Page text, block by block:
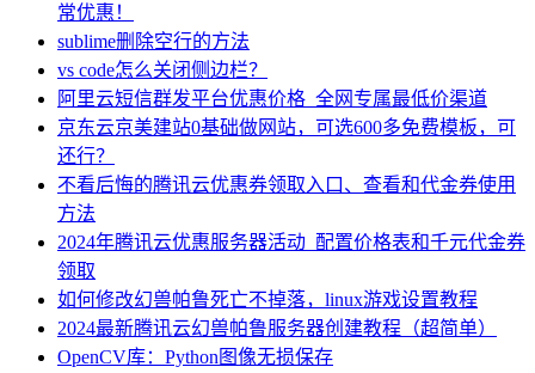
常优惠！
sublime删除空行的方法
vs code怎么关闭侧边栏？
阿里云短信群发平台优惠价格_全网专属最低价渠道
京东云京美建站0基础做网站，可选600多免费模板，可
还行？
不看后悔的腾讯云优惠券领取入口、查看和代金券使用
方法
2024年腾讯云优惠服务器活动_配置价格表和千元代金券
领取
如何修改幻兽帕鲁死亡不掉落，linux游戏设置教程
2024最新腾讯云幻兽帕鲁服务器创建教程（超简单）
OpenCV库：Python图像无损保存